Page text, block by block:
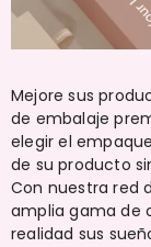
Mejore sus
de embalaje
elegir el
de su producto
Con nuestra red
amplia gama de
realidad sus